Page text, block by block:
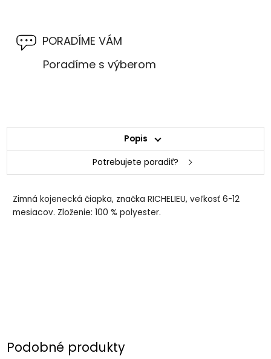
PORADÍME VÁM
Poradíme s výberom
Popis
Potrebujete poradiť?
Zimná kojenecká čiapka, značka RICHELIEU, veľkosť 6-12
mesiacov. Zloženie: 100 % polyester.
Podobné produkty